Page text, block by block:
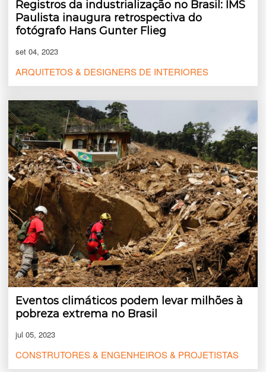
Registros da industrialização no Brasil: IMS
Paulista inaugura retrospectiva do
fotógrafo Hans Gunter Flieg
set 04, 2023
ARQUITETOS & DESIGNERS DE INTERIORES
Eventos climáticos podem levar milhões à
pobreza extrema no Brasil
jul 05, 2023
CONSTRUTORES & ENGENHEIROS & PROJETISTAS